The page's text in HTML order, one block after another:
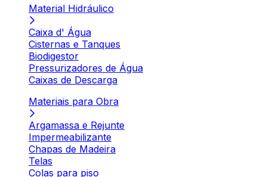
Material Hidráulico
Caixa d' Água
Cisternas e Tanques
Biodigestor
Pressurizadores de Água
Caixas de Descarga
Materiais para Obra
Argamassa e Rejunte
Impermeabilizante
Chapas de Madeira
Telas
Colas para piso